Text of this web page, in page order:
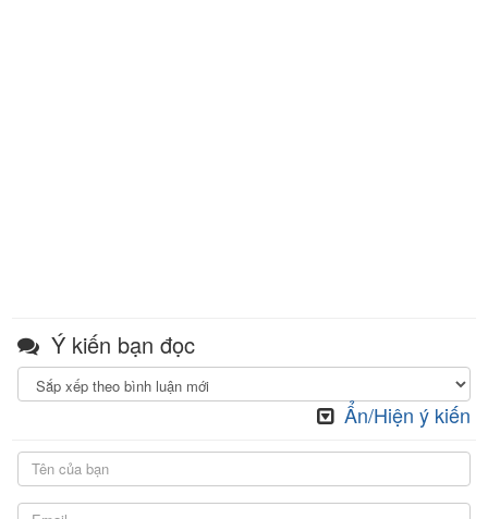
Ý kiến bạn đọc
Ẩn/Hiện ý kiến